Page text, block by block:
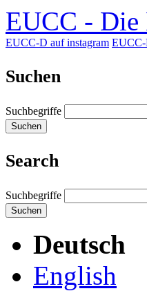
EUCC - Die
EUCC-D auf instagram EUCC-
Suchen
Suchbegriffe
Suchen
Search
Suchbegriffe
Suchen
Deutsch
English